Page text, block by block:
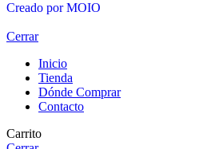
Creado por MOIO
Cerrar
Inicio
Tienda
Dónde Comprar
Contacto
Carrito